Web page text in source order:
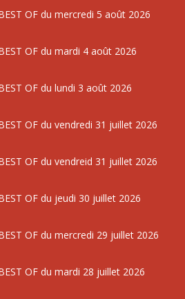
OF du mercredi 5 août 2026
OF du mardi 4 août 2026
OF du lundi 3 août 2026
OF du vendredi 31 juillet 2026
OF du vendreid 31 juillet 2026
OF du jeudi 30 juillet 2026
OF du mercredi 29 juillet 2026
OF du mardi 28 juillet 2026